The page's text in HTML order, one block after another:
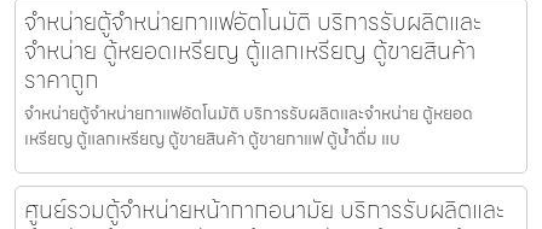
จำหน่ายตู้จำหน่ายกาแฟ​อัตโนมัติ บริการรับผลิตและ
จำหน่าย ตู้หยอดเหรียญ ตู้แลกเหรียญ ตู้ขายสินค้า
ราคาถูก
จำหน่ายตู้จำหน่ายกาแฟ​อัตโนมัติ บริการรับผลิตและจำหน่าย ตู้หยอด
เหรียญ ตู้แลกเหรียญ ตู้ขายสินค้า ตู้ขายกาแฟ ตู้น้ำดื่ม แบ
ศูนย์รวมตู้จำหน่ายหน้ากากอนามัย บริการรับผลิตและ